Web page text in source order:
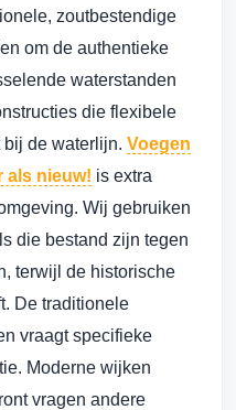
zoutbestendige
om de authentieke
waterstanden
die flexibele
bij de waterlijn.Voegen
als nieuw! is extra
Wij gebruiken
die bestand zijn tegen
terwijl de historische
De traditionele
vraagt specifieke
Moderne wijken
vragen andere